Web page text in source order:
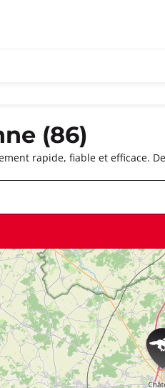
(86)
rapide, fiable et efficace.